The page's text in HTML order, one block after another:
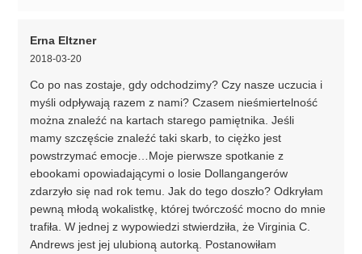
Erna Eltzner
2018-03-20
Co po nas zostaje, gdy odchodzimy? Czy nasze uczucia i
myśli odpływają razem z nami? Czasem nieśmiertelność
można znaleźć na kartach starego pamiętnika. Jeśli
mamy szczęście znaleźć taki skarb, to ciężko jest
powstrzymać emocje…Moje pierwsze spotkanie z
ebookami opowiadającymi o losie Dollangangerów
zdarzyło się nad rok temu. Jak do tego doszło? Odkryłam
pewną młodą wokalistkę, której twórczość mocno do mnie
trafiła. W jednej z wypowiedzi stwierdziła, że Virginia C.
Andrews jest jej ulubioną autorką. Postanowiłam